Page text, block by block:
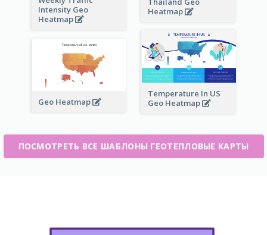
Heatmap
Intensity Geo
Heatmap
Temperature In US
Geo Heatmap
Geo Heatmap
ПОСМОТРЕТЬ ВСЕ ШАБЛОНЫ ГЕОТЕПЛОВЫЕ КАРТЫ